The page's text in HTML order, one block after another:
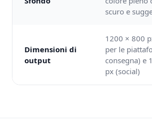
scuro e
Dimensioni di
output
1200 × 800
per le
consegna) e
px (social)